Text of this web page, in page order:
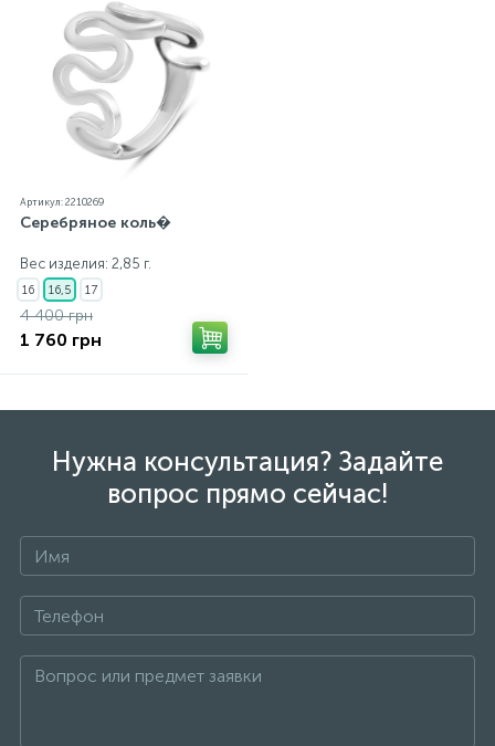
Артикул: 2210269
Серебряное коль�
Вес изделия: 2,85 г.
16 16,5 17
4 400 грн
1 760 грн
Нужна консультация? Задайте
вопрос прямо сейчас!